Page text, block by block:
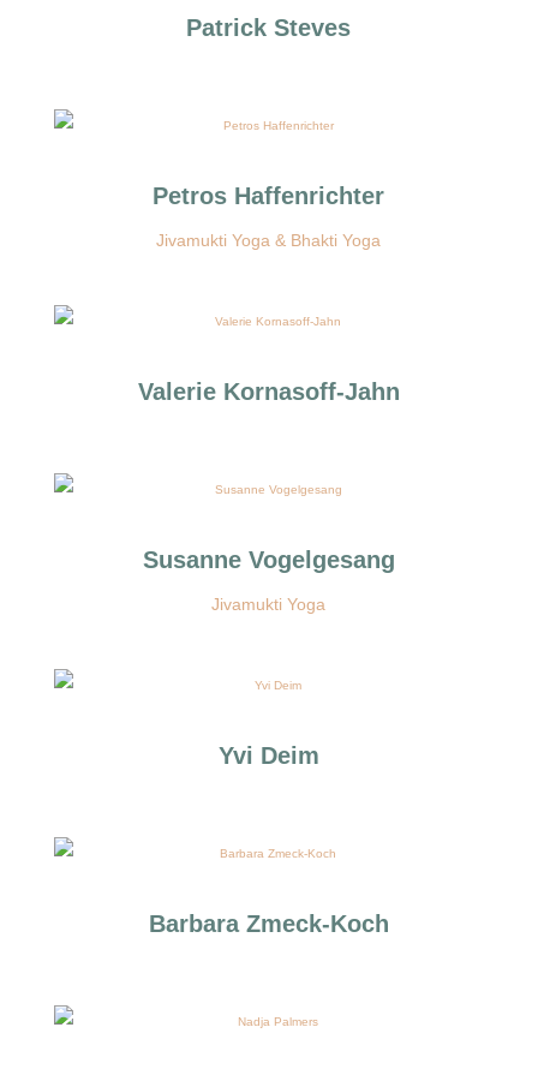
Patrick Steves
Petros Haffenrichter
Jivamukti Yoga & Bhakti Yoga
Valerie Kornasoff-Jahn
Susanne Vogelgesang
Jivamukti Yoga
Yvi Deim
Barbara Zmeck-Koch